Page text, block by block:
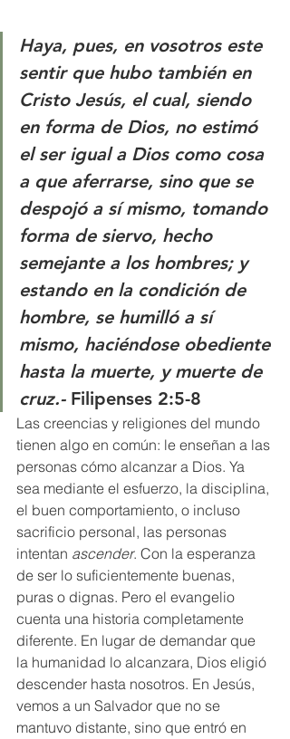
Haya, pues, en vosotros este
sentir que hubo también en
Cristo Jesús, el cual, siendo
en forma de Dios, no estimó
el ser igual a Dios como cosa
a que aferrarse, sino que se
despojó a sí mismo, tomando
forma de siervo, hecho
semejante a los hombres; y
estando en la condición de
hombre, se humilló a sí
mismo, haciéndose obediente
hasta la muerte, y muerte de
cruz.- Filipenses 2:5-8
Las creencias y religiones del mundo
tienen algo en común: le enseñan a las
personas cómo alcanzar a Dios. Ya
sea mediante el esfuerzo, la disciplina,
el buen comportamiento, o incluso
sacrificio personal, las personas
intentan ascender. Con la esperanza
de ser lo suficientemente buenas,
puras o dignas. Pero el evangelio
cuenta una historia completamente
diferente. En lugar de demandar que
la humanidad lo alcanzara, Dios eligió
descender hasta nosotros. En Jesús,
vemos a un Salvador que no se
mantuvo distante, sino que entró en